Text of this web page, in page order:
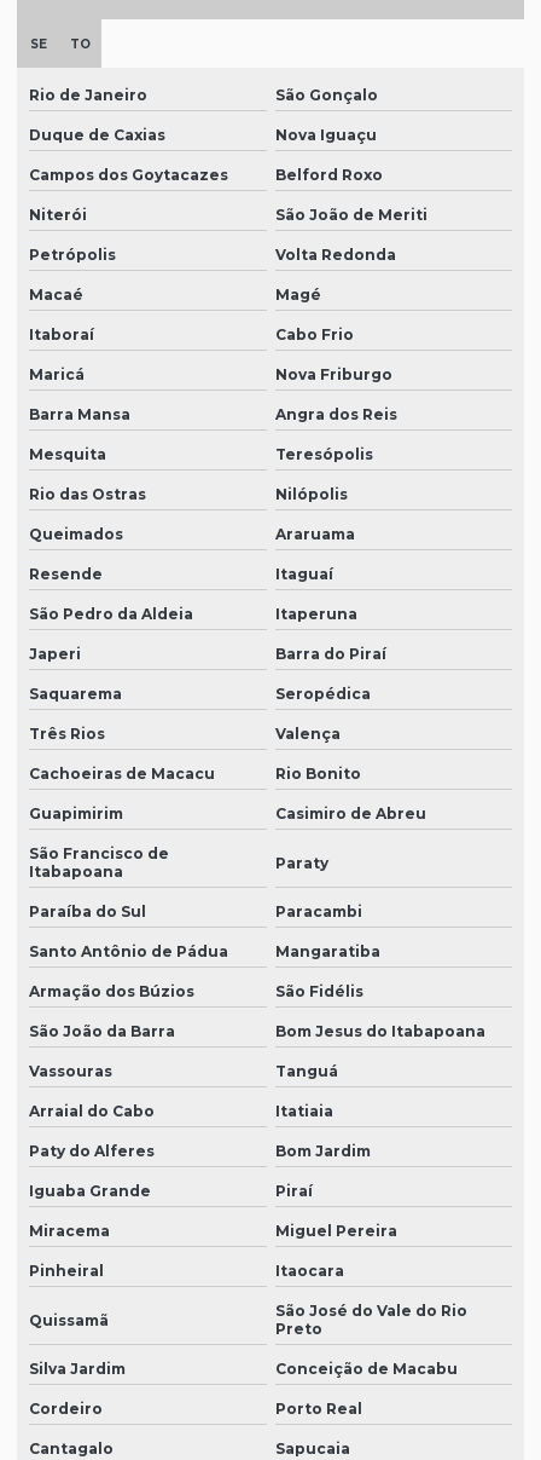
SE TO
Rio de Janeiro São Gonçalo
Duque de Caxias Nova Iguaçu
Campos dos Goytacazes Belford Roxo
Niterói São João de Meriti
Petrópolis Volta Redonda
Macaé Magé
Itaboraí Cabo Frio
Maricá Nova Friburgo
Barra Mansa Angra dos Reis
Mesquita Teresópolis
Rio das Ostras Nilópolis
Queimados Araruama
Resende Itaguaí
São Pedro da Aldeia Itaperuna
Japeri Barra do Piraí
Saquarema Seropédica
Três Rios Valença
Cachoeiras de Macacu Rio Bonito
Guapimirim Casimiro de Abreu
São Francisco de
Itabapoana
Paraty
Paraíba do Sul Paracambi
Santo Antônio de Pádua Mangaratiba
Armação dos Búzios São Fidélis
São João da Barra Bom Jesus do Itabapoana
Vassouras Tanguá
Arraial do Cabo Itatiaia
Paty do Alferes Bom Jardim
Iguaba Grande Piraí
Miracema Miguel Pereira
Pinheiral Itaocara
Quissamã
São José do Vale do Rio
Preto
Silva Jardim Conceição de Macabu
Cordeiro Porto Real
Cantagalo Sapucaia